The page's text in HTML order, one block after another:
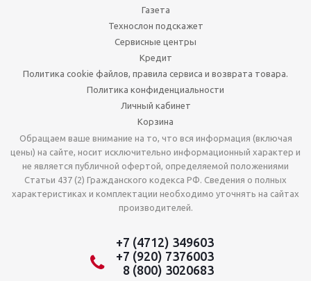
Газета
Технослон подскажет
Сервисные центры
Кредит
Политика cookie файлов, правила сервиса и возврата товара.
Политика конфиденциальности
Личный кабинет
Корзина
Обращаем ваше внимание на то, что вся информация (включая
цены) на сайте, носит исключительно информационный характер и
не является публичной офертой, определяемой положениями
Статьи 437 (2) Гражданского кодекса РФ. Сведения о полных
характеристиках и комплектации необходимо уточнять на сайтах
производителей.
+7 (4712) 349603
+7 (920) 7376003
8 (800) 3020683